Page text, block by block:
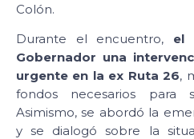
Colón.
Durante el encuentro, el
Gobernador una
urgente en la ex Ruta 26,
fondos necesarios para
Asimismo, se abordó la
y se dialogó sobre la